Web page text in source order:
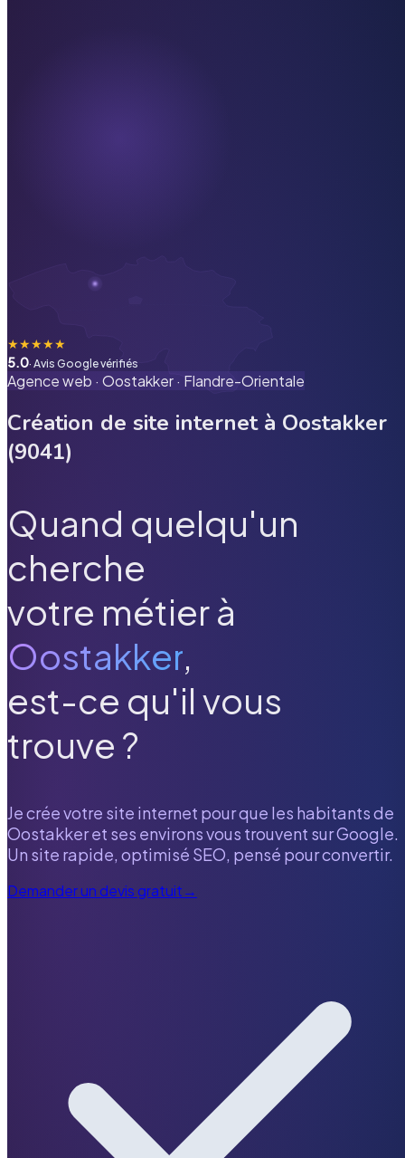
★★★★★
5.0· Avis Google vérifiés
Agence web · Oostakker· Flandre-Orientale
Création de site internet à Oostakker
(9041)
Quand quelqu'un
cherche
votre métier à
Oostakker,
est-ce qu'il vous
trouve ?
Je crée votre site internet pour que les habitants de
Oostakkeret ses environs vous trouvent sur Google.
Un site rapide, optimisé SEO, pensé pour convertir.
Demander un devis gratuit→